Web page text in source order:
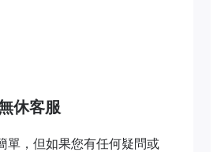
休客服
單，但如果您有任何疑問或